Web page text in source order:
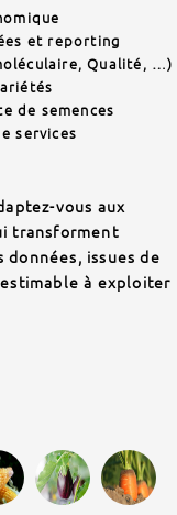
et reporting
Qualité, …)
de semences
services
vous aux
transforment
issues de
à exploiter